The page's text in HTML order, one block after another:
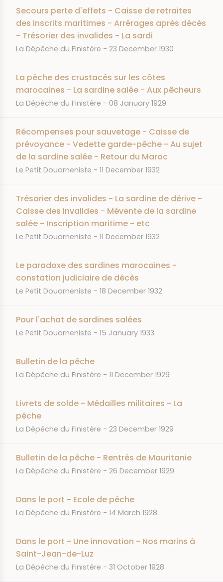
Secours perte d'effets - Caisse de retraites
des inscrits maritimes - Arrérages après décès
- Trésorier des invalides - La sardi
JOURNAL
La Dépêche du Finistère DATE
23 December 1930
La pêche des crustacés sur les côtes
marocaines - La sardine salée - Aux pêcheurs
JOURNAL
La Dépêche du Finistère DATE
08 January 1929
Récompenses pour sauvetage - Caisse de
prévoyance - Vedette garde-pêche - Au sujet
de la sardine salée - Retour du Maroc
JOURNAL
Le Petit Douarneniste DATE
11 December 1932
Trésorier des invalides - La sardine de dérive -
Caisse des invalides - Mévente de la sardine
salée - Inscription maritime - etc
JOURNAL
Le Petit Douarneniste DATE
11 December 1932
Le paradoxe des sardines marocaines -
constation judiciaire de décès
JOURNAL
Le Petit Douarneniste DATE
18 December 1932
Pour l'achat de sardines salées
JOURNAL
Le Petit Douarneniste DATE
15 January 1933
Bulletin de la pêche
JOURNAL
La Dépêche du Finistère DATE
11 December 1929
Livrets de solde - Médailles militaires - La
pêche
JOURNAL
La Dépêche du Finistère DATE
23 December 1929
Bulletin de la pêche - Rentrés de Mauritanie
JOURNAL
La Dépêche du Finistère DATE
26 December 1929
Dans le port - Ecole de pêche
JOURNAL
La Dépêche du Finistère DATE
14 March 1928
Dans le port - Une innovation - Nos marins à
Saint-Jean-de-Luz
JOURNAL
La Dépêche du Finistère DATE
31 October 1928